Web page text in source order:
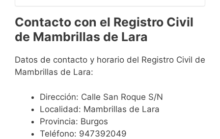
Contacto con el Registro Civil
de Mambrillas de Lara
Datos de contacto y horario del Registro Civil de
Mambrillas de Lara:
Dirección: Calle San Roque S/N
Localidad: Mambrillas de Lara
Provincia: Burgos
Teléfono: 947392049